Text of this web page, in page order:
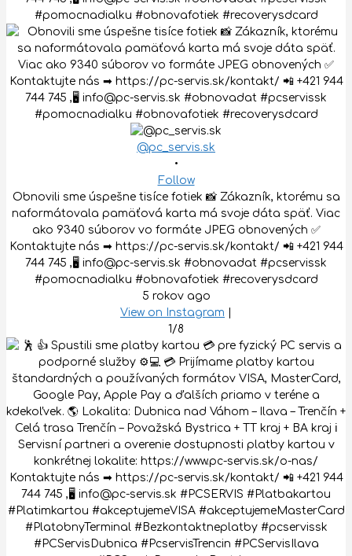
@pc_servis.sk
•
Follow
Obnovili sme úspešne tisíce fotiek 📸 Zákazník, ktorému sa
naformátovala pamäťová karta má svoje dáta späť. Viac
ako 9340 súborov vo formáte JPEG obnovených ✅
Kontaktujte nás ➡ https://pc-servis.sk/kontakt/ 📲 +421 944
744 745 ,🖥 info@pc-servis.sk #obnovadat #pcservissk
#pomocnadialku #obnovafotiek #recoverysdcard
5 rokov ago
View on Instagram |
1/8